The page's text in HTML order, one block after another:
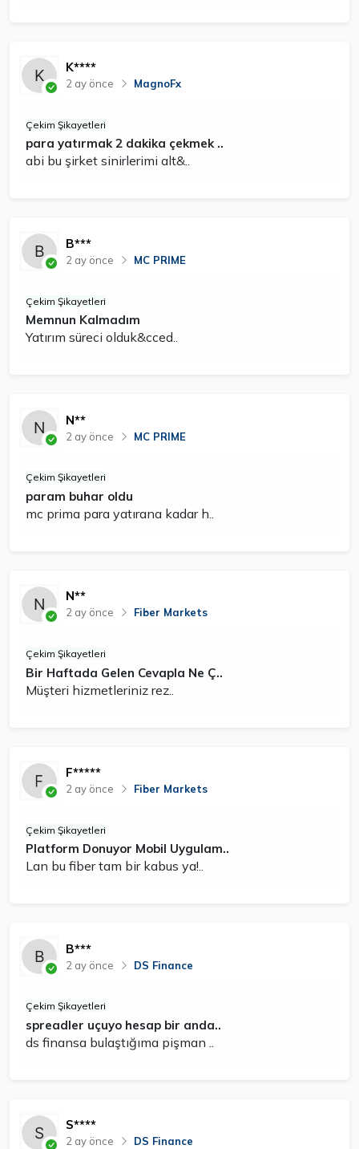
K****
2 ay önce MagnoFx
Çekim Şikayetleri
para yatırmak 2 dakika çekmek ..
abi bu şirket sinirlerimi alt&..
B***
2 ay önce MC PRIME
Çekim Şikayetleri
Memnun Kalmadım
Yatırım süreci olduk&cced..
N**
2 ay önce MC PRIME
Çekim Şikayetleri
param buhar oldu
mc prima para yatırana kadar h..
N**
2 ay önce Fiber Markets
Çekim Şikayetleri
Bir Haftada Gelen Cevapla Ne Ç..
Müşteri hizmetleriniz rez..
F*****
2 ay önce Fiber Markets
Çekim Şikayetleri
Platform Donuyor Mobil Uygulam..
Lan bu fiber tam bir kabus ya!..
B***
2 ay önce DS Finance
Çekim Şikayetleri
spreadler uçuyo hesap bir anda..
ds finansa bulaştığıma pişman ..
S****
2 ay önce DS Finance